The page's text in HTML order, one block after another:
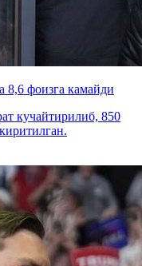
8,6 фоизга камайди
кучайтирилиб, 850